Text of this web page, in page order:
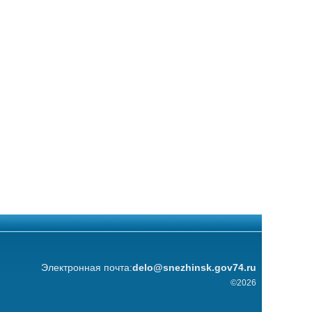
Электронная почта:delo@snezhinsk.gov74.ru
©2026